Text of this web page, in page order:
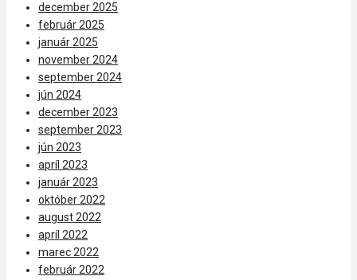
december 2025
február 2025
január 2025
november 2024
september 2024
jún 2024
december 2023
september 2023
jún 2023
apríl 2023
január 2023
október 2022
august 2022
apríl 2022
marec 2022
február 2022